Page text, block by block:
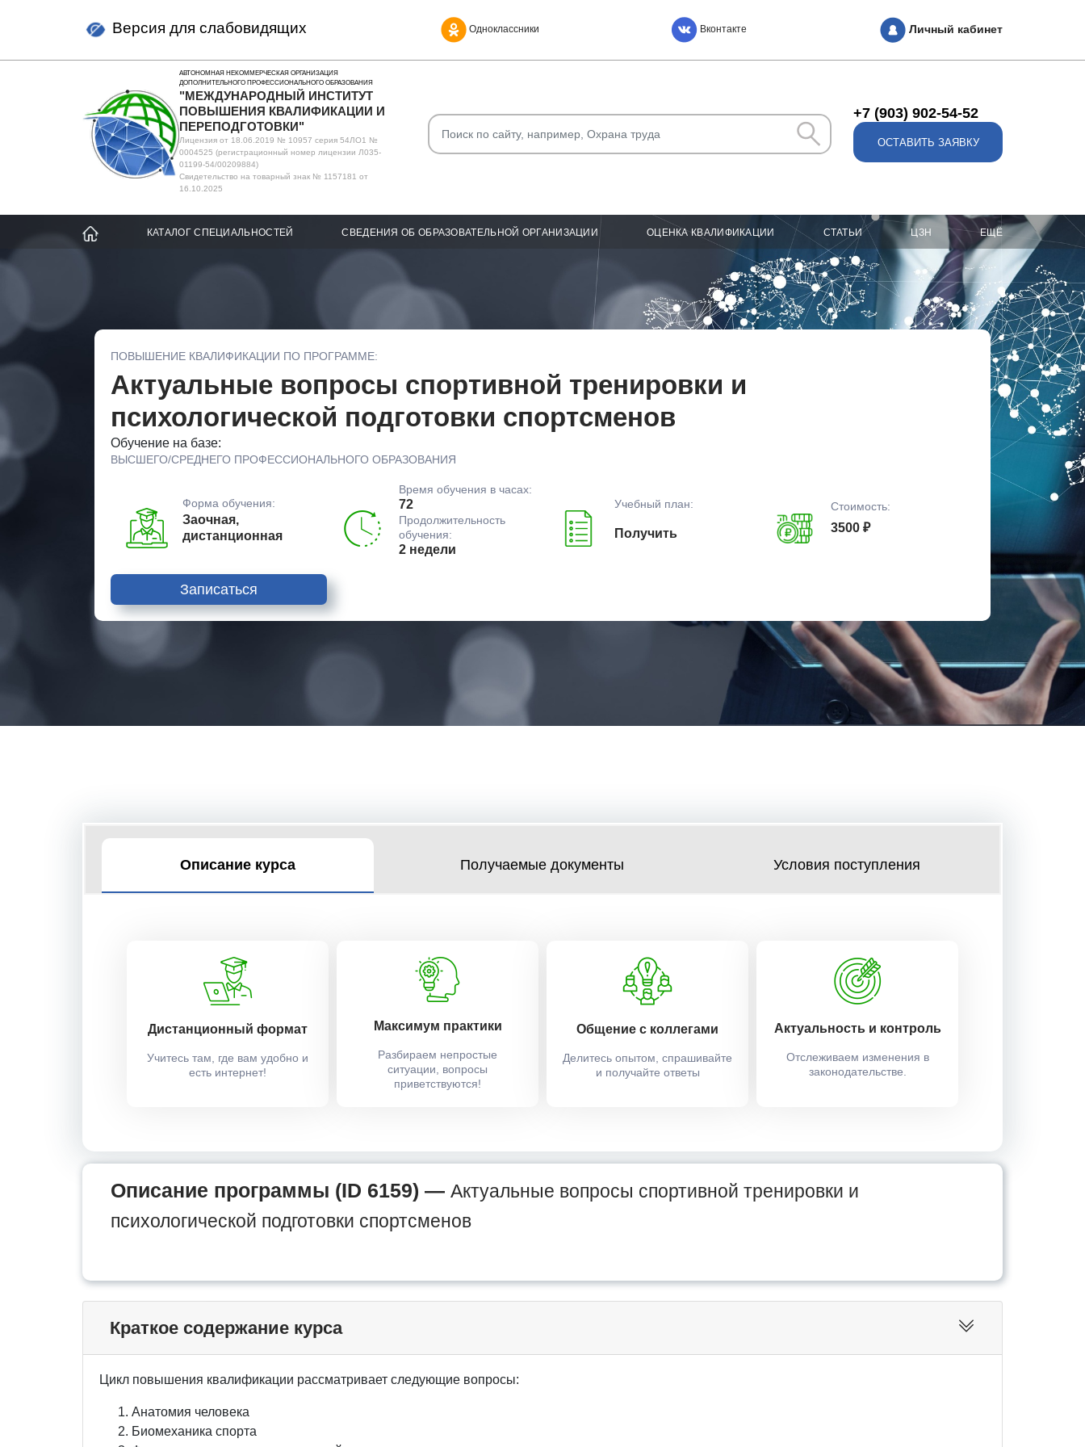
Версия для слабовидящих Одноклассники Вконтакте Личный кабинет
АВТОНОМНАЯ НЕКОММЕРЧЕСКАЯ ОРГАНИЗАЦИЯ
ДОПОЛНИТЕЛЬНОГО ПРОФЕССИОНАЛЬНОГО ОБРАЗОВАНИЯ
"МЕЖДУНАРОДНЫЙ ИНСТИТУТ
ПОВЫШЕНИЯ КВАЛИФИКАЦИИ И
ПЕРЕПОДГОТОВКИ"
Лицензия от 18.06.2019 № 10957 серия 54ЛО1 №
0004525 (регистрационный номер лицензии Л035-
01199-54/00209884)
Свидетельство на товарный знак № 1157181 от
16.10.2025
+7 (903) 902-54-52
ОСТАВИТЬ ЗАЯВКУ
КАТАЛОГ СПЕЦИАЛЬНОСТЕЙ СВЕДЕНИЯ ОБ ОБРАЗОВАТЕЛЬНОЙ ОРГАНИЗАЦИИ ОЦЕНКА КВАЛИФИКАЦИИ СТАТЬИ ЦЗН ЕЩЁ
ПОВЫШЕНИЕ КВАЛИФИКАЦИИ ПО ПРОГРАММЕ:
Актуальные вопросы спортивной тренировки и
психологической подготовки спортсменов
Обучение на базе:
ВЫСШЕГО/СРЕДНЕГО ПРОФЕССИОНАЛЬНОГО ОБРАЗОВАНИЯ
Форма обучения:
Заочная,
дистанционная
Время обучения в часах:
72
Продолжительность
обучения:
2 недели
Учебный план:
Получить
Стоимость:
3500 ₽
Записаться
Описание курса Получаемые документы Условия поступления
Дистанционный формат
Учитесь там, где вам удобно и
есть интернет!
Максимум практики
Разбираем непростые
ситуации, вопросы
приветствуются!
Общение с коллегами
Делитесь опытом, спрашивайте
и получайте ответы
Актуальность и контроль
Отслеживаем изменения в
законодательстве.
Описание программы (ID 6159) — Актуальные вопросы спортивной тренировки и
психологической подготовки спортсменов
Краткое содержание курса
Цикл повышения квалификации рассматривает следующие вопросы:
Анатомия человека
Биомеханика спорта